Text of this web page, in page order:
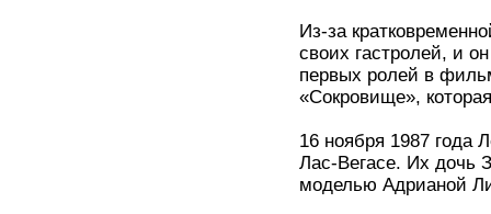
Из-за
своих гастролей, и
первых ролей в
«Сокровище»,
16 ноября 1987 года
Лас-Вегасе. Их дочь
моделью Адрианой